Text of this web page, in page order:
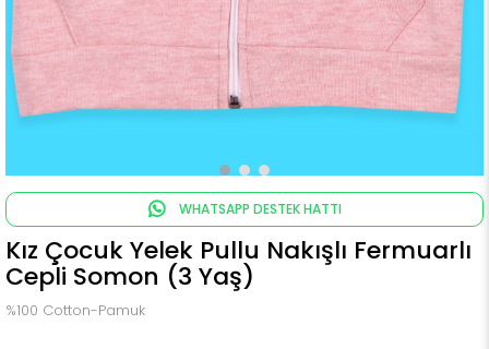
WHATSAPP DESTEK HATTI
Kız Çocuk Yelek Pullu Nakışlı Fermuarlı
Cepli Somon (3 Yaş)
%100 Cotton-Pamuk